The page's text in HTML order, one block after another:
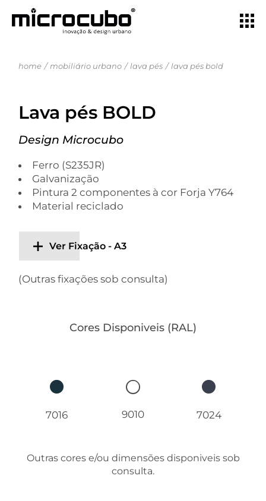
home mobiliário urbano lava pés lava pés bold
Lava pés BOLD
Design Microcubo
Ferro (S235JR)
Galvanização
Pintura 2 componentes à cor Forja Y764
Material reciclado
Ver Fixação - A3
(Outras fixações sob consulta)
Cores Disponiveis (RAL)
7016 9010 7024
Outras cores e/ou dimensões disponiveis sob
consulta.